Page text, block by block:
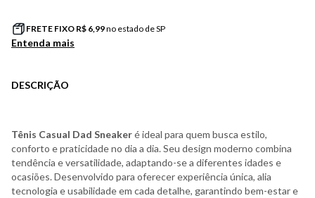
FRETE FIXO R$ 6,99no estado de SP
Entenda mais
DESCRIÇÃO
Tênis Casual Dad Sneakeré ideal para quem busca estilo,
conforto e praticidade no dia a dia. Seu design moderno combina
tendência e versatilidade, adaptando-se a diferentes idades e
ocasiões. Desenvolvido para oferecer experiência única, alia
tecnologia e usabilidade em cada detalhe, garantindo bem-estar e